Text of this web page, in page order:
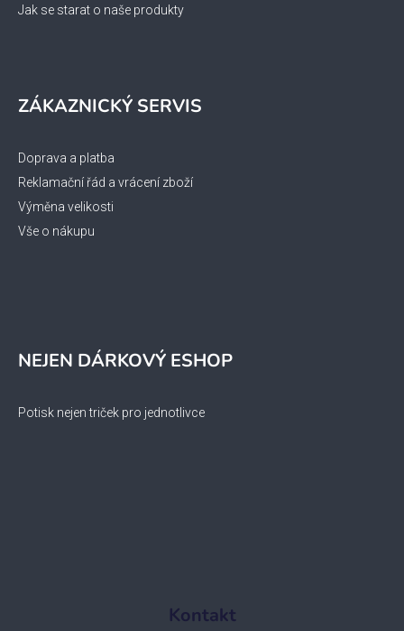
Jak se starat o naše produkty
ZÁKAZNICKÝ SERVIS
Doprava a platba
Reklamační řád a vrácení zboží
Výměna velikosti
Vše o nákupu
NEJEN DÁRKOVÝ ESHOP
Potisk nejen triček pro jednotlivce
Kontakt